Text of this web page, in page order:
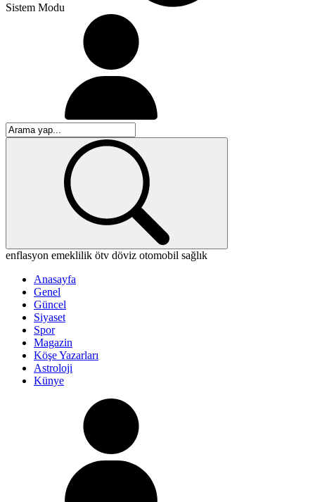
Sistem Modu
enflasyon emeklilik ötv döviz otomobil sağlık
Anasayfa
Genel
Güncel
Siyaset
Spor
Magazin
Köşe Yazarları
Astroloji
Künye